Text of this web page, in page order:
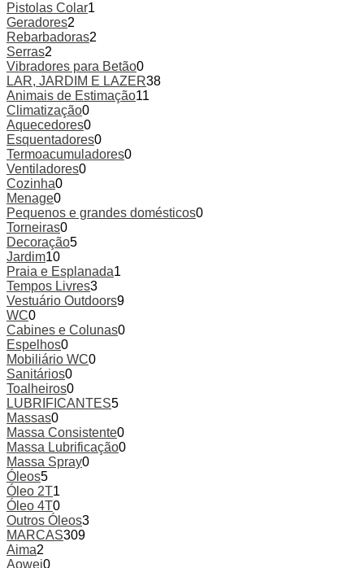
Pistolas Colar1
Geradores2
Rebarbadoras2
Serras2
Vibradores para Betão0
LAR, JARDIM E LAZER38
Animais de Estimação11
Climatização0
Aquecedores0
Esquentadores0
Termoacumuladores0
Ventiladores0
Cozinha0
Menage0
Pequenos e grandes domésticos0
Torneiras0
Decoração5
Jardim10
Praia e Esplanada1
Tempos Livres3
Vestuário Outdoors9
WC0
Cabines e Colunas0
Espelhos0
Mobiliário WC0
Sanitários0
Toalheiros0
LUBRIFICANTES5
Massas0
Massa Consistente0
Massa Lubrificação0
Massa Spray0
Óleos5
Óleo 2T1
Óleo 4T0
Outros Óleos3
MARCAS309
Aima2
Aowei0